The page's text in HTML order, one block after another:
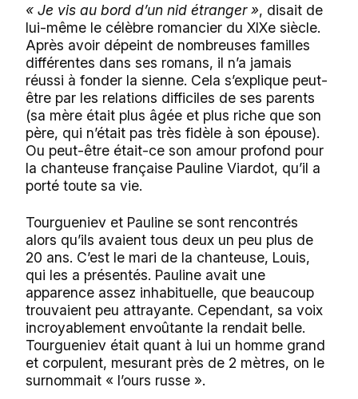
« Je vis au bord d’un nid étranger », disait de
lui-même le célèbre romancier du XIXe siècle.
Après avoir dépeint de nombreuses familles
différentes dans ses romans, il n’a jamais
réussi à fonder la sienne. Cela s’explique peut-
être par les relations difficiles de ses parents
(sa mère était plus âgée et plus riche que son
père, qui n’était pas très fidèle à son épouse).
Ou peut-être était-ce son amour profond pour
la chanteuse française Pauline Viardot, qu’il a
porté toute sa vie.
Tourgueniev et Pauline se sont rencontrés
alors qu’ils avaient tous deux un peu plus de
20 ans. C’est le mari de la chanteuse, Louis,
qui les a présentés. Pauline avait une
apparence assez inhabituelle, que beaucoup
trouvaient peu attrayante. Cependant, sa voix
incroyablement envoûtante la rendait belle.
Tourgueniev était quant à lui un homme grand
et corpulent, mesurant près de 2 mètres, on le
surnommait « l’ours russe ».